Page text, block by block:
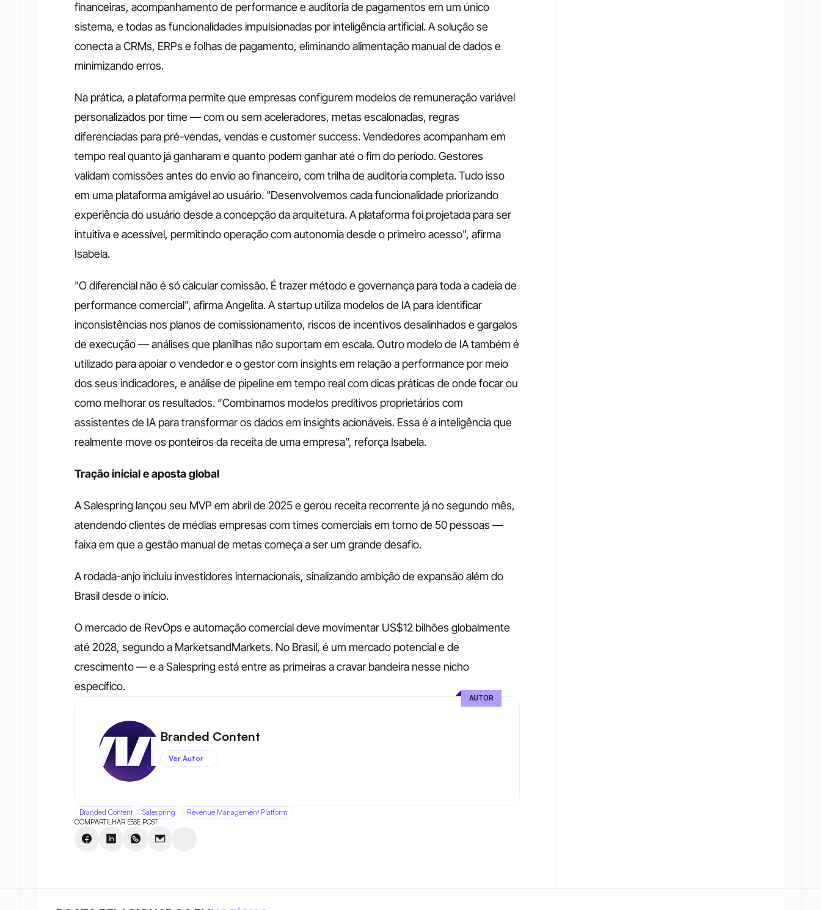
financeiras, acompanhamento de performance e auditoria de pagamentos em um único
sistema, e todas as funcionalidades impulsionadas por inteligência artificial. A solução se
conecta a CRMs, ERPs e folhas de pagamento, eliminando alimentação manual de dados e
minimizando erros.
Na prática, a plataforma permite que empresas configurem modelos de remuneração variável
personalizados por time — com ou sem aceleradores, metas escalonadas, regras
diferenciadas para pré-vendas, vendas e customer success. Vendedores acompanham em
tempo real quanto já ganharam e quanto podem ganhar até o fim do período. Gestores
validam comissões antes do envio ao financeiro, com trilha de auditoria completa. Tudo isso
em uma plataforma amigável ao usuário. "Desenvolvemos cada funcionalidade priorizando
experiência do usuário desde a concepção da arquitetura. A plataforma foi projetada para ser
intuitiva e acessível, permitindo operação com autonomia desde o primeiro acesso", afirma
Isabela.
"O diferencial não é só calcular comissão. É trazer método e governança para toda a cadeia de
performance comercial", afirma Angelita. A startup utiliza modelos de IA para identificar
inconsistências nos planos de comissionamento, riscos de incentivos desalinhados e gargalos
de execução — análises que planilhas não suportam em escala. Outro modelo de IA também é
utilizado para apoiar o vendedor e o gestor com insights em relação a performance por meio
dos seus indicadores, e análise de pipeline em tempo real com dicas práticas de onde focar ou
como melhorar os resultados. “Combinamos modelos preditivos proprietários com
assistentes de IA para transformar os dados em insights acionáveis. Essa é a inteligência que
realmente move os ponteiros da receita de uma empresa”, reforça Isabela.
Tração inicial e aposta global
A Salespring lançou seu MVP em abril de 2025 e gerou receita recorrente já no segundo mês,
atendendo clientes de médias empresas com times comerciais em torno de 50 pessoas —
faixa em que a gestão manual de metas começa a ser um grande desafio.
A rodada-anjo incluiu investidores internacionais, sinalizando ambição de expansão além do
Brasil desde o início.
O mercado de RevOps e automação comercial deve movimentar US$12 bilhões globalmente
até 2028, segundo a MarketsandMarkets. No Brasil, é um mercado potencial e de
crescimento — e a Salespring está entre as primeiras a cravar bandeira nesse nicho
específico.
Branded Content Salespring Revenue Management Platform
COMPARTILHAR ESSE POST
Branded Content
Ver Autor
AUTOR